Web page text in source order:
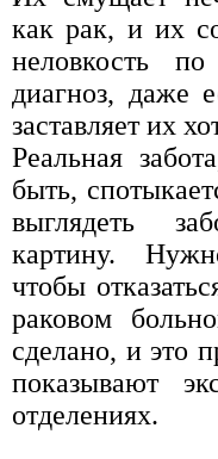
как рак, и их
неловкость
диагноз, даже
заставляет их
Реальная
быть,
выглядеть
картину.
чтобы
раковом
сделано, и это
показывают
отделениях.